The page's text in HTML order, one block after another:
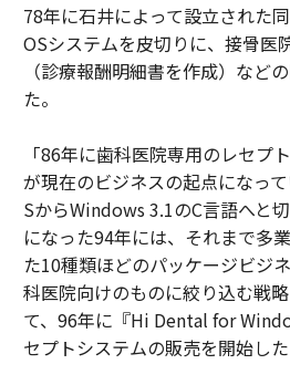
78年に石井によって設立された
OSシステムを皮切りに、接骨医
（診療報酬明細書を作成）など
た。
「86年に歯科医院専用のレセプ
が現在のビジネスの起点になっ
SからWindows 3.1のC言語へと
になった94年には、それまで多
た10種類ほどのパッケージビジ
科医院向けのものに絞り込む戦
て、96年に『Hi Dental for
セプトシステムの販売を開始した